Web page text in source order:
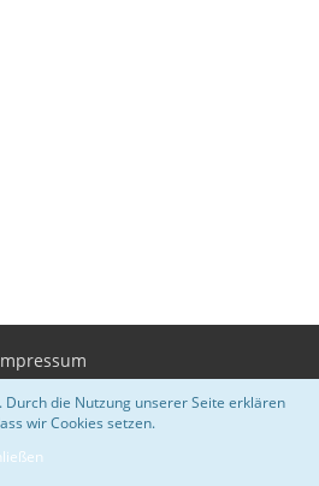
WoltLab Suite™ 3.1.29
by
Durch die Nutzung unserer Seite erklären
wir Cookies setzen.